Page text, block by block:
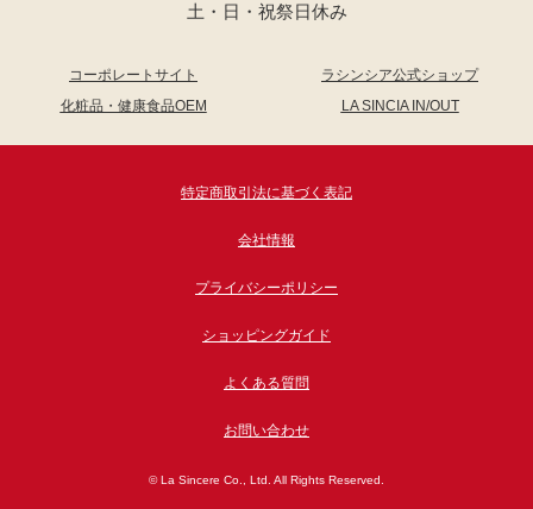
土・日・祝祭日休み
コーポレートサイト
ラシンシア公式ショップ
化粧品・健康食品OEM
LA SINCIA IN/OUT
特定商取引法に基づく表記
会社情報
プライバシーポリシー
ショッピングガイド
よくある質問
お問い合わせ
© La Sincere Co., Ltd. All Rights Reserved.